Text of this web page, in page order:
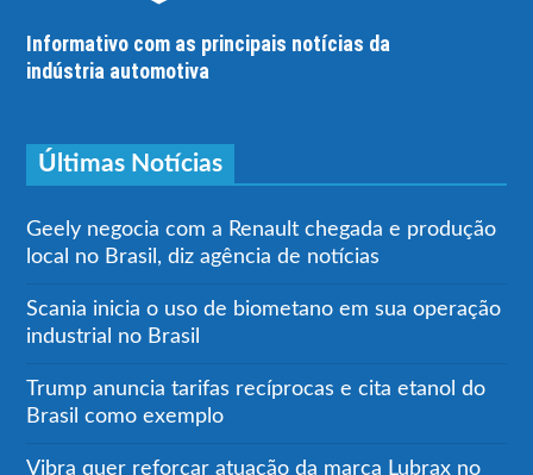
Informativo com as principais notícias da
indústria automotiva
Últimas Notícias
Geely negocia com a Renault chegada e produção
local no Brasil, diz agência de notícias
Scania inicia o uso de biometano em sua operação
industrial no Brasil
Trump anuncia tarifas recíprocas e cita etanol do
Brasil como exemplo
Vibra quer reforçar atuação da marca Lubrax no